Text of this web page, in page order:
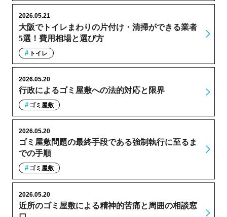
大阪でトイレまわりの片付け・清掃ができる業者
5選！費用相場と選び方
2026.05.21
トイレ
行政によるゴミ屋敷への法的対応と限界
2026.05.20
ゴミ屋敷
ゴミ屋敷問題の最終手段である強制執行に至るま
での手順
2026.05.20
ゴミ屋敷
近所のゴミ屋敷による精神的苦痛と周囲の相談窓
2026.05.20